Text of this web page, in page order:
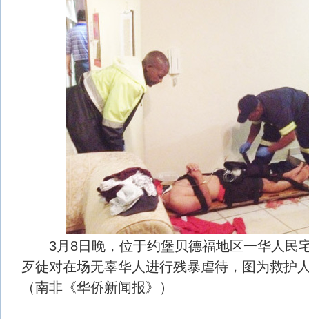
3月8日晚，位于约堡贝德福地区一华人民
歹徒对在场无辜华人进行残暴虐待，图为救护
（南非《华侨新闻报》）